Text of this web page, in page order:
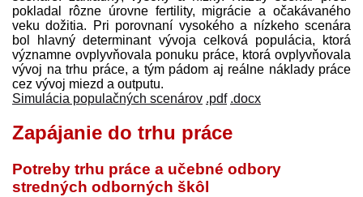
pokladal rôzne úrovne fertility, migrácie a očakávaného
veku dožitia. Pri porovnaní vysokého a nízkeho scenára
bol hlavný determinant vývoja celková populácia, ktorá
významne ovplyvňovala ponuku práce, ktorá ovplyvňovala
vývoj na trhu práce, a tým pádom aj reálne náklady práce
cez vývoj miezd a outputu.
Simulácia populačných scenárov .pdf .docx
Zapájanie do trhu práce
Potreby trhu práce a učebné odbory
stredných odborných škôl